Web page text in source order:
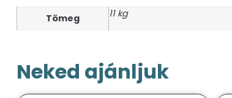
Tömeg 11 kg
Neked ajánljuk